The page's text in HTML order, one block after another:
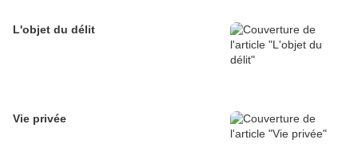
L'objet du délit
Vie privée